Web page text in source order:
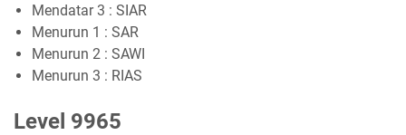
Mendatar 3 : SIAR
Menurun 1 : SAR
Menurun 2 : SAWI
Menurun 3 : RIAS
Level 9965